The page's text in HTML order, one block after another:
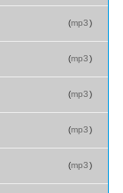
(mp3)
(mp3)
(mp3)
(mp3)
(mp3)